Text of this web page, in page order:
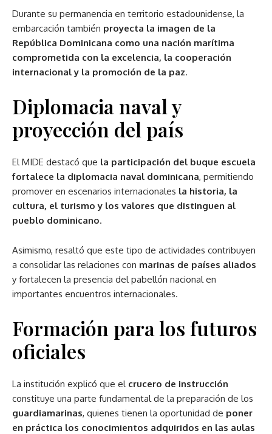
Durante su permanencia en territorio estadounidense, la
embarcación también proyecta la imagen de la
República Dominicana como una nación marítima
comprometida con la excelencia, la cooperación
internacional y la promoción de la paz.
Diplomacia naval y
proyección del país
El MIDE destacó que la participación del buque escuela
fortalece la diplomacia naval dominicana, permitiendo
promover en escenarios internacionales la historia, la
cultura, el turismo y los valores que distinguen al
pueblo dominicano.
Asimismo, resaltó que este tipo de actividades contribuyen
a consolidar las relaciones con marinas de países aliados
y fortalecen la presencia del pabellón nacional en
importantes encuentros internacionales.
Formación para los futuros
oficiales
La institución explicó que el crucero de instrucción
constituye una parte fundamental de la preparación de los
guardiamarinas, quienes tienen la oportunidad de poner
en práctica los conocimientos adquiridos en las aulas